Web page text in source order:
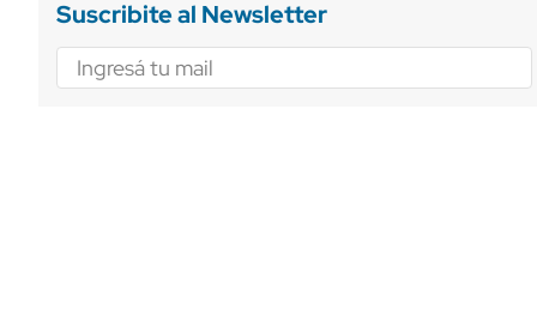
Suscribite al Newsletter